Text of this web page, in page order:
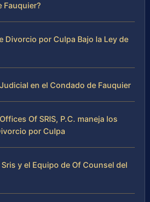
Fauquier?
Divorcio por Culpa Bajo la Ley de
en el Condado de Fauquier
Of SRIS, P.C. maneja los
por Culpa
Sris y el Equipo de Of Counsel del